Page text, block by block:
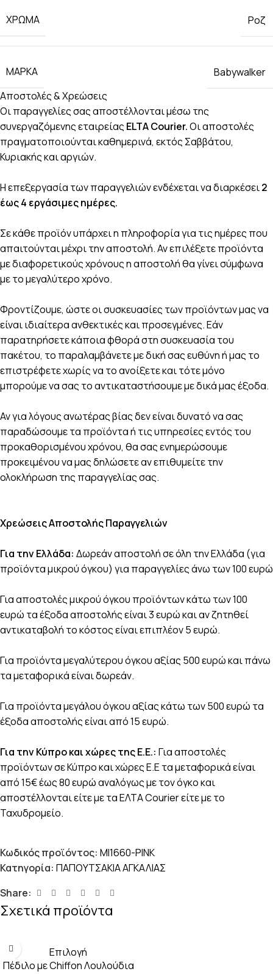
ΧΡΏΜΑ Ροζ
ΜΆΡΚΑ
Babywalker
Αποστολές & Χρεώσεις
Οι παραγγελίες σας αποστέλλονται μέσω της
συνεργαζόμενης εταιρείας ELTA Courier.Οι αποστολές
πραγματοποιούνται καθημερινά, εκτός Σαββάτου,
Κυριακής και αργιών.
Η επεξεργασία των παραγγελιών ενδέχεται να διαρκέσει2
έως 4 εργάσιμες ημέρες.
Σε κάθε προϊόν υπάρχει η πληροφορία για τις ημέρες που
απαιτούνται μέχρι την αποστολή. Αν επιλέξετε προϊόντα
με διαφορετικούς χρόνους η αποστολή θα γίνει σύμφωνα
με το μεγαλύτερο χρόνο.
Φροντίζουμε, ώστε οι συσκευασίες των προϊόντων μας να
είναι ιδιαίτερα ανθεκτικές και προσεγμένες. Εάν
παρατηρήσετε κάποια φθορά στη συσκευασία του
πακέτου, το παραλαμβάνετε με δική σας ευθύνη ή μας το
επιστρέφετε χωρίς να το ανοίξετε και τότε μόνο
μπορούμε να σας το αντικαταστήσουμε με δικά μας έξοδα.
Αν για λόγους ανωτέρας βίας δεν είναι δυνατό να σας
παραδώσουμε τα προϊόντα ή τις υπηρεσίες εντός του
προκαθορισμένου χρόνου, θα σας ενημερώσουμε
προκειμένου να μας δηλώσετε αν επιθυμείτε την
ολοκλήρωση της παραγγελίας σας.
Χρεώσεις Αποστολής Παραγγελιών
Για την Ελλάδα: Δωρεάν αποστολή σε όλη την Ελλάδα (για
προϊόντα μικρού όγκου) για παραγγελίες άνω των 100 ευρώ
Για αποστολές μικρού όγκου προϊόντων κάτω των 100
ευρώ τα έξοδα αποστολής είναι 3 ευρώ και αν ζητηθεί
αντικαταβολή το κόστος είναι επιπλέον 5 ευρώ.
Για προϊόντα μεγαλύτερου όγκου αξίας 500 ευρώ και πάνω
τα μεταφορικά είναι δωρεάν.
Για προϊόντα μεγάλου όγκου αξίας κάτω των 500 ευρώ τα
έξοδα αποστολής είναι από 15 ευρώ.
Για την Κύπρο και χώρες της Ε.Ε.: Για αποστολές
προϊόντων σε Κύπρο και χώρες Ε.Ε τα μεταφορικά είναι
από 15€ έως 80 ευρώ αναλόγως με τον όγκο και
αποστέλλονται είτε με τα ΕΛΤΑ Courier είτε με το
Ταχυδρομείο.
Κωδικός προϊόντος: MI1660-PINK
Κατηγορία: ΠΑΠΟΥΤΣΑΚΙΑ ΑΓΚΑΛΙΑΣ
Share:
Σχετικά προϊόντα
Επιλογή
Πέδιλο με Chiffon Λουλούδια